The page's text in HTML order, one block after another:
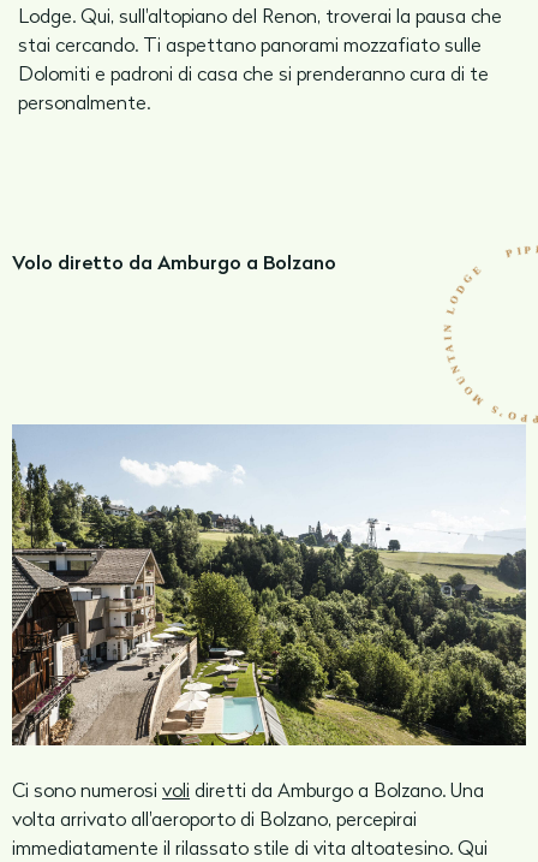
Lodge. Qui, sull'altopiano del Renon, troverai la pausa che
stai cercando. Ti aspettano panorami mozzafiato sulle
Dolomiti e padroni di casa che si prenderanno cura di te
personalmente.
Volo diretto da Amburgo a Bolzano
Ci sono numerosi voli diretti da Amburgo a Bolzano. Una
volta arrivato all'aeroporto di Bolzano, percepirai
immediatamente il rilassato stile di vita altoatesino. Qui